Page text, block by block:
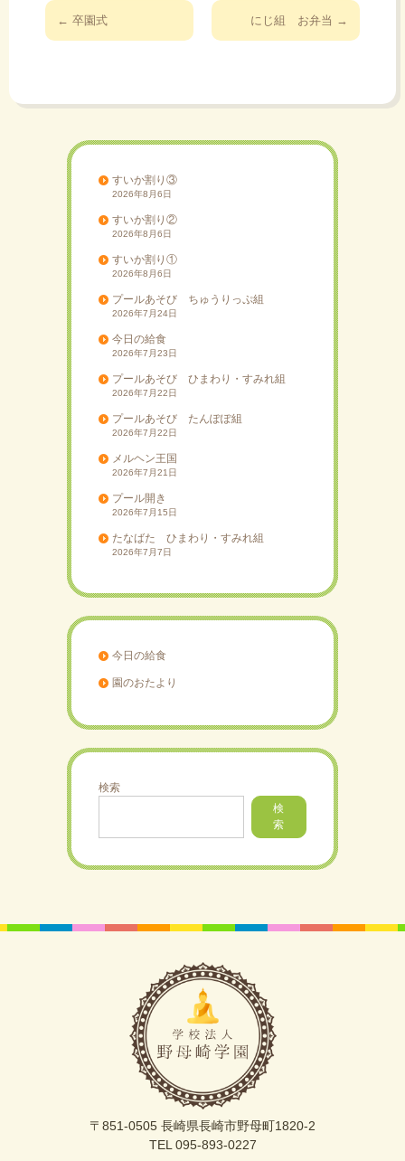
投
稿
ゲ
← 卒園式 にじ組 お弁当 →
すいか割り③
2026年8月6日
すいか割り②
2026年8月6日
すいか割り①
2026年8月6日
プールあそび ちゅうりっぷ組
2026年7月24日
今日の給食
2026年7月23日
プールあそび ひまわり・すみれ組
2026年7月22日
プールあそび たんぽぽ組
2026年7月22日
メルヘン王国
2026年7月21日
プール開き
2026年7月15日
たなばた ひまわり・すみれ組
2026年7月7日
今日の給食
園のおたより
検索
検
索
〒851-0505 長崎県長崎市野母町1820-2
TEL 095-893-0227